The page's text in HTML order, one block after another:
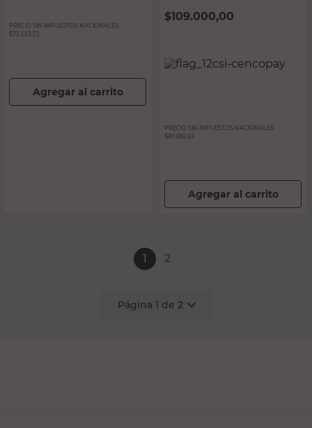
PRECIO SIN IMPUESTOS NACIONALES:
$73.553,72
Agregar al carrito
$109.000,00
PRECIO SIN IMPUESTOS NACIONALES:
$90.082,65
Agregar al carrito
1 2
Página 1 de 2